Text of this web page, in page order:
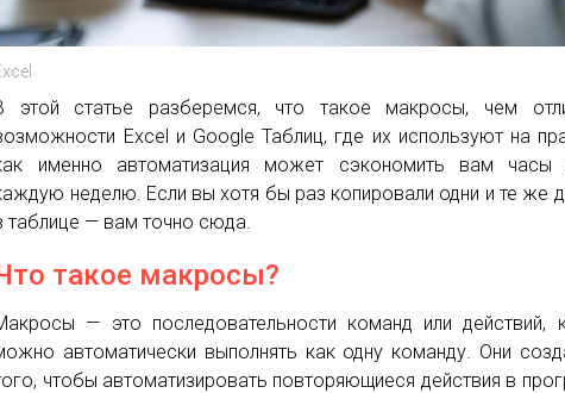
этой статье разберемся, что такое макросы, чем
Excel и Google Таблиц, где их используют на
именно автоматизация может сэкономить вам часы
неделю. Если вы хотя бы раз копировали одни и те же
таблице — вам точно сюда.
такое макросы?
— это последовательности команд или действий,
автоматически выполнять как одну команду. Они
чтобы автоматизировать повторяющиеся действия в